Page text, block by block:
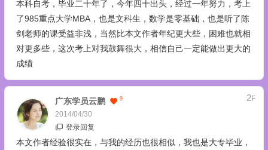
本科自考，毕业二十年了，今年四十出头，经过一年努力，考上
了985重点大学MBA，也是文科生，数学是零基础，也是听了陈
剑老师的课受益非浅，当然比本文作者年纪更大些，困难也就相
对更多些，这次考上对我鼓舞很大，相信自己一定能做出更大的
成绩
广东学员云鹏 9
2014/04/30
2F
登录回复
本文作者经验很实在，与我的经历也很相似，我也是大专毕业，